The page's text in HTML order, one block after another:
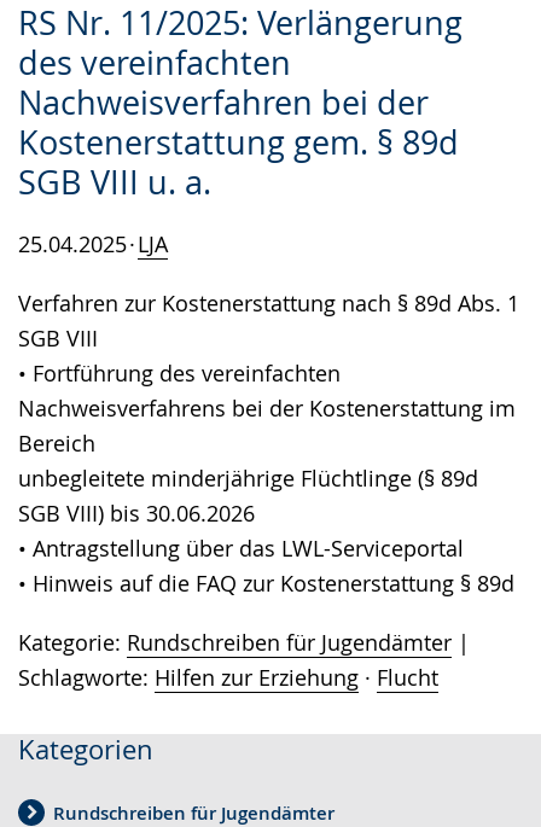
RS Nr. 11/2025: Verlängerung
des vereinfachten
Nachweisverfahren bei der
Kostenerstattung gem. § 89d
SGB VIII u. a.
25.04.2025 LJA
Verfahren zur Kostenerstattung nach § 89d Abs. 1
SGB VIII
• Fortführung des vereinfachten
Nachweisverfahrens bei der Kostenerstattung im
Bereich
unbegleitete minderjährige Flüchtlinge (§ 89d
SGB VIII) bis 30.06.2026
• Antragstellung über das LWL-Serviceportal
• Hinweis auf die FAQ zur Kostenerstattung § 89d
Kategorie: Rundschreiben für Jugendämter
Schlagworte: Hilfen zur Erziehung · Flucht
Kategorien
Rundschreiben für Jugendämter